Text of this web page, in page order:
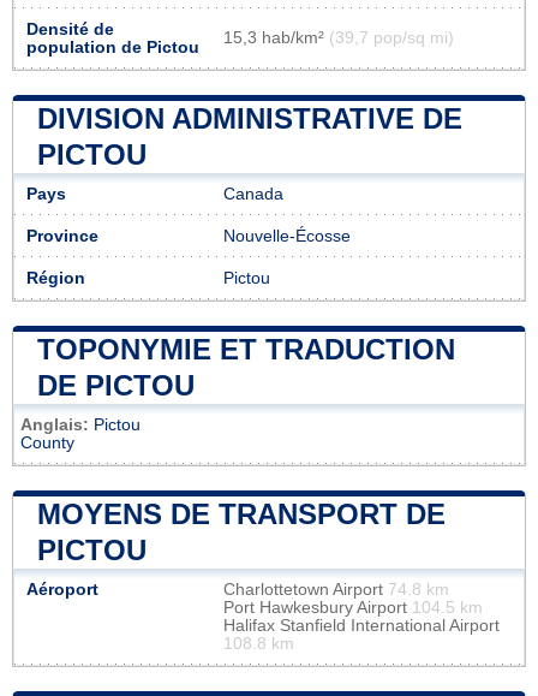
Densité de
population de Pictou
15,3 hab/km² (39,7 pop/sq mi)
DIVISION ADMINISTRATIVE DE
PICTOU
Pays Canada
Province Nouvelle-Écosse
Région Pictou
TOPONYMIE ET TRADUCTION
DE PICTOU
Anglais: Pictou
County
MOYENS DE TRANSPORT DE
PICTOU
Aéroport Charlottetown Airport 74.8 km
Port Hawkesbury Airport 104.5 km
Halifax Stanfield International Airport
108.8 km